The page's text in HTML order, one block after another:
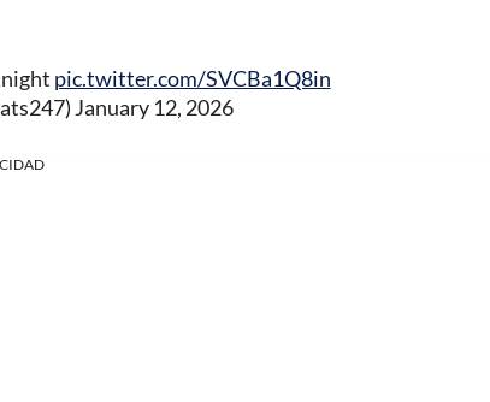
pic.twitter.com/SVCBa1Q8in
January 12, 2026